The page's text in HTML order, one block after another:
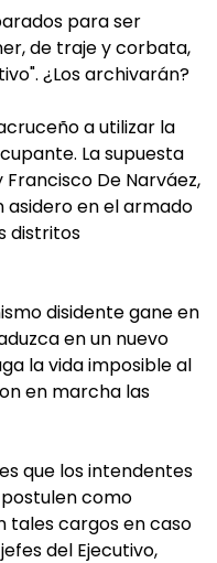
para ser
de traje y corbata,
¿Los archivarán?
a utilizar la
La supuesta
De Narváez,
asidero en el armado
distritos
disidente gane en
en un nuevo
la vida imposible al
en marcha las
que los intendentes
como
tales cargos en caso
del Ejecutivo,